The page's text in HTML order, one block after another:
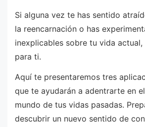
Si alguna vez te has sentido
la reencarnación o has
inexplicables sobre tu vida
para ti.
Aquí te presentaremos tres
que te ayudarán a adentrarte en
mundo de tus vidas pasadas.
descubrir un nuevo sentido de